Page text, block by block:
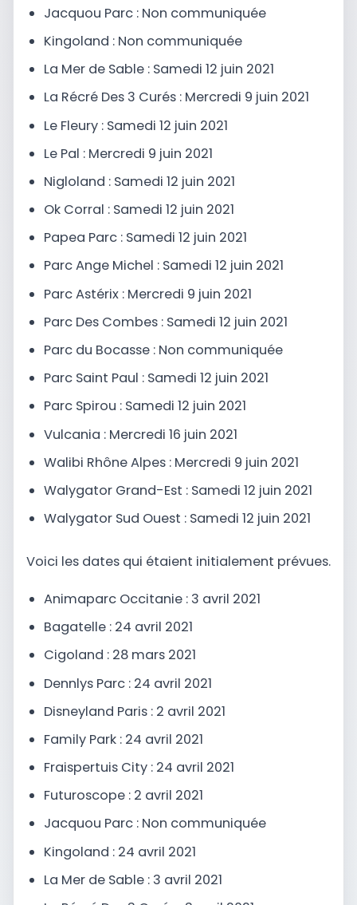
Jacquou Parc : Non communiquée
Kingoland : Non communiquée
La Mer de Sable : Samedi 12 juin 2021
La Récré Des 3 Curés : Mercredi 9 juin 2021
Le Fleury : Samedi 12 juin 2021
Le Pal : Mercredi 9 juin 2021
Nigloland : Samedi 12 juin 2021
Ok Corral : Samedi 12 juin 2021
Papea Parc : Samedi 12 juin 2021
Parc Ange Michel : Samedi 12 juin 2021
Parc Astérix : Mercredi 9 juin 2021
Parc Des Combes : Samedi 12 juin 2021
Parc du Bocasse : Non communiquée
Parc Saint Paul : Samedi 12 juin 2021
Parc Spirou : Samedi 12 juin 2021
Vulcania : Mercredi 16 juin 2021
Walibi Rhône Alpes : Mercredi 9 juin 2021
Walygator Grand-Est : Samedi 12 juin 2021
Walygator Sud Ouest : Samedi 12 juin 2021
Voici les dates qui étaient initialement prévues.
Animaparc Occitanie : 3 avril 2021
Bagatelle : 24 avril 2021
Cigoland : 28 mars 2021
Dennlys Parc : 24 avril 2021
Disneyland Paris : 2 avril 2021
Family Park : 24 avril 2021
Fraispertuis City : 24 avril 2021
Futuroscope : 2 avril 2021
Jacquou Parc : Non communiquée
Kingoland : 24 avril 2021
La Mer de Sable : 3 avril 2021